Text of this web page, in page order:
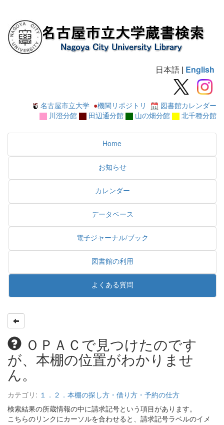
日本語 | English
名古屋市立大学 ●機関リポジトリ
図書館カレンダー
川澄分館
田辺通分館 山の畑分館 北千種分館
Home
お知らせ
カレンダー
データベース
電子ジャーナル/ブック
図書館の利用
よくある質問
ＯＰＡＣで見つけたのです
が、本棚の位置がわかりませ
ん。
カテゴリ: １．２．本棚の探し方・借り方・予約の仕方
検索結果の所蔵情報の中に請求記号という項目があります。
こちらのリンクにカーソルを合わせると、請求記号ラベルのイメ